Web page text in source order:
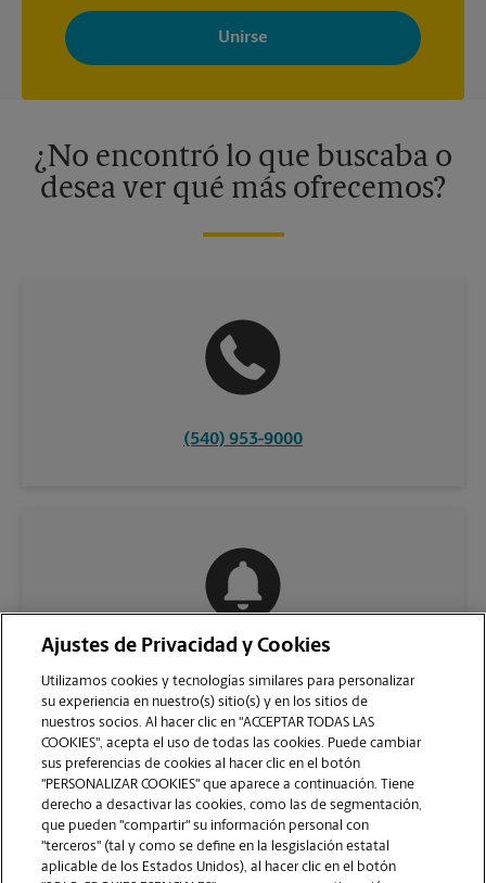
Al registrarse, acepta recibir correos electrónicos de The UPS
Store con noticias, ofertas especiales, promociones y mensajes
adaptados a sus intereses. Puede darse de baja en cualquier
momento. Para más información, consulte nuestra política de
¿No encontró lo que buscaba o
desea ver qué más ofrecemos?
(540) 953-9000
Ajustes de Privacidad y Cookies
Utilizamos cookies y tecnologías similares para personalizar
su experiencia en nuestro(s) sitio(s) y en los sitios de
nuestros socios. Al hacer clic en "ACCEPTAR TODAS LAS
COOKIES", acepta el uso de todas las cookies. Puede cambiar
sus preferencias de cookies al hacer clic en el botón
"PERSONALIZAR COOKIES" que aparece a continuación. Tiene
derecho a desactivar las cookies, como las de segmentación,
que pueden "compartir" su información personal con
"terceros" (tal y como se define en la lesgislación estatal
aplicable de los Estados Unidos), al hacer clic en el botón